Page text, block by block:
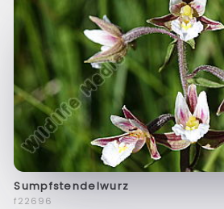
Sumpfstendelwurz
f22696